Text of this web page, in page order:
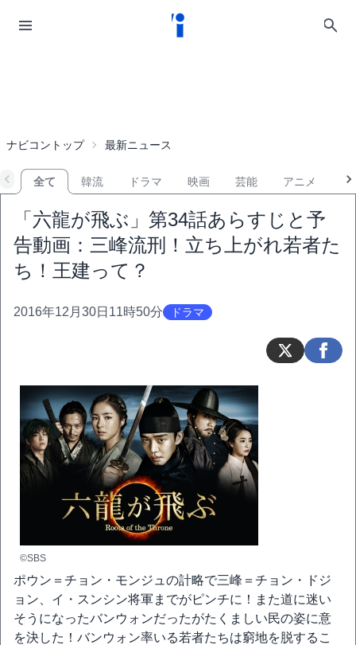
ナビコントップ 最新ニュース
全て 韓流 ドラマ 映画 芸能 アニメ
「六龍が飛ぶ」第34話あらすじと予
告動画：三峰流刑！立ち上がれ若者た
ち！王建って？
2016年12月30日11時50分 ドラマ
©SBS
ポウン＝チョン・モンジュの計略で三峰＝チョン・ドジ
ョン、イ・スンシン将軍までがピンチに！また道に迷い
そうになったバンウォンだったがたくましい民の姿に意
を決した！バンウォン率いる若者たちは窮地を脱するこ